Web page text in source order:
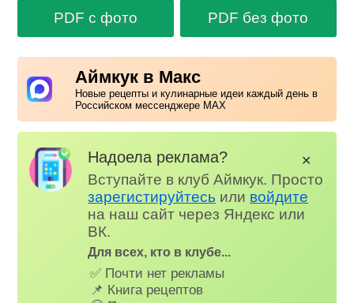
PDF с фото PDF без фото
Аймкук в Макс
Новые рецепты и кулинарные идеи каждый день в
Российском мессенджере MAX
Надоела реклама?
Вступайте в клуб Аймкук. Просто
зарегистируйтесь или войдите
на наш сайт через Яндекс или
ВК.
Для всех, кто в клубе...
✅ Почти нет рекламы
📌 Книга рецептов
✕